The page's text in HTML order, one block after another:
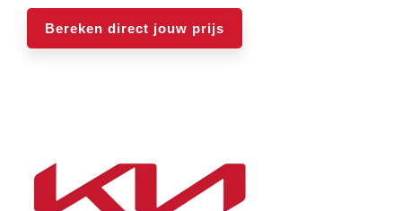
Bereken direct jouw prijs